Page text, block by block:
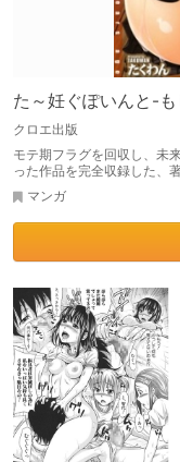
た～妊ぐぽいんと-
クロエ出版
モテ期フラグを回収し、未
った作品を完全収録した、
マンガ